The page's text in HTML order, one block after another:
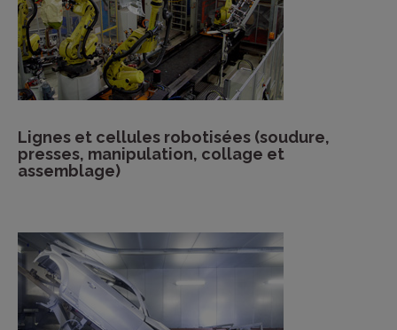
Lignes et cellules robotisées (soudure,
presses, manipulation, collage et
assemblage)